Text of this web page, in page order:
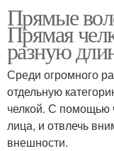
Прямые
Прямая
разную
Среди огромного
отдельную
челкой. С помощью
лица, и отвлечь
внешности.